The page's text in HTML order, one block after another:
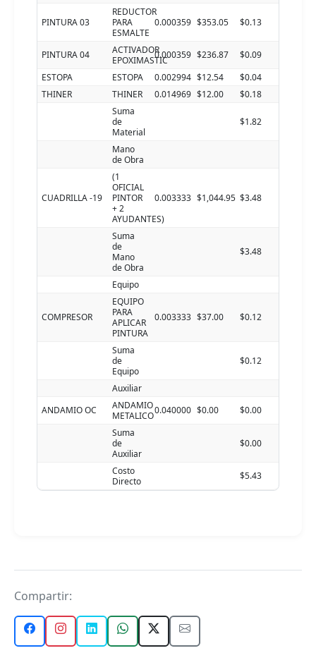
PINTURA 03
REDUCTOR
PARA
ESMALTE
0.000359 $353.05 $0.13
PINTURA 04
ACTIVADOR
EPOXIMASTIC0.000359 $236.87
$0.09
ESTOPA
ESTOPA 0.002994 $12.54
$0.04
THINER
THINER 0.014969 $12.00
$0.18
Suma
de
Material
$1.82
Mano
de Obra
CUADRILLA -19
(1
OFICIAL
PINTOR
+ 2
AYUDANTES)
0.003333 $1,044.95 $3.48
Suma
de
Mano
de Obra
$3.48
Equipo
COMPRESOR
EQUIPO
PARA
APLICAR
PINTURA
0.003333 $37.00 $0.12
Suma
de
Equipo
$0.12
Auxiliar
ANDAMIO OC
ANDAMIO
METALICO0.040000 $0.00
$0.00
Suma
de
Auxiliar
$0.00
Costo
Directo
$5.43
Compartir: